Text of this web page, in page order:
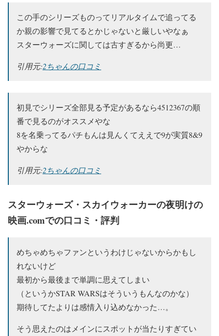
この手のシリーズものってリアルタイムで追ってる
か親の影響で見てるとかじゃないと厳しいやなぁ
スターウォーズに関しては古すぎるから尚更…
引用元:2ちゃんの口コミ
初見でシリーズ全部見る予定があるなら4512367の順
番で見るのがオススメやな
8を名乗ってるパチもんは見んくてええで9が実質8&9
やからな
引用元:2ちゃんの口コミ
スターウォーズ・スカイウォーカーの夜明けの
映画.comでの口コミ・評判
めちゃめちゃファンというわけじゃないからかもし
れないけど
最初から最後まで単調に思えてしまい
（というかSTAR WARSはそういうもんなのかな）
期待してたよりは感情入り込めなかった…。
そう思えたのはメインにスポットが当たりすぎてい